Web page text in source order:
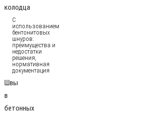
колодца
С
использованием
бентонитовых
шнуров:
преимущества и
недостатки
решения,
нормативная
документация
Швы
в
бетонных